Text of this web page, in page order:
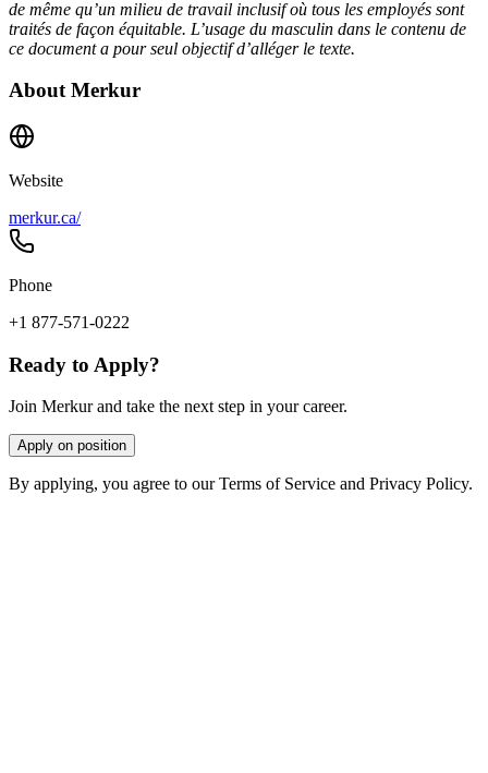
de même qu’un milieu de travail inclusif où tous les employés sont
traités de façon équitable. L’usage du masculin dans le contenu de
ce document a pour seul objectif d’alléger le texte.
About Merkur
Website
merkur.ca/
Phone
+1 877-571-0222
Ready to Apply?
Join Merkur and take the next step in your career.
Apply on position
By applying, you agree to our Terms of Service and Privacy Policy.